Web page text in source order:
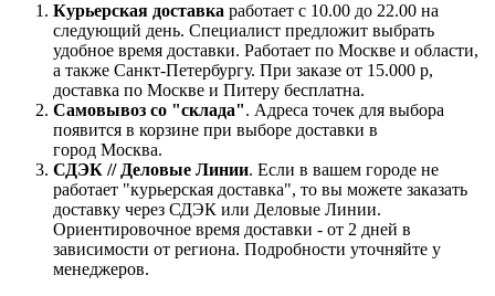
Курьерская доставка работает с 10.00 до 22.00 на
следующий день. Специалист предложит выбрать
удобное время доставки. Работает по Москве и области,
а также Санкт-Петербургу. При заказе от 15.000 р,
доставка по Москве и Питеру бесплатна.
Самовывоз со "склада". Адреса точек для выбора
появится в корзине при выборе доставки в
город Москва.
СДЭК // Деловые Линии. Если в вашем городе не
работает "курьерская доставка", то вы можете заказать
доставку через СДЭК или Деловые Линии.
Ориентировочное время доставки - от 2 дней в
зависимости от региона. Подробности уточняйте у
менеджеров.